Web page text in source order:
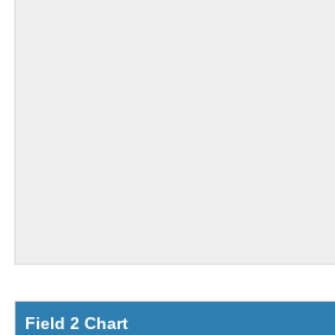
Field 2 Chart